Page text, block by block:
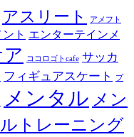
アスリート アメフト
ト エンターテインメ
ココロゴトcafe サッカ
フィギュアスケート プ
メンタル メン
トレーニング